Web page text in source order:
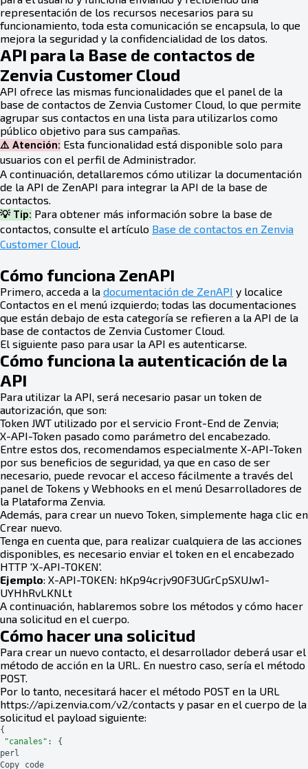
representación de los recursos necesarios para su
funcionamiento, toda esta comunicación se encapsula, lo que
mejora la seguridad y la confidencialidad de los datos.
API para la Base de contactos de
Zenvia Customer Cloud
API ofrece las mismas funcionalidades que el panel de la
base de contactos de Zenvia Customer Cloud, lo que permite
agrupar sus contactos en una lista para utilizarlos como
público objetivo para sus campañas.
⚠️ Atención: Esta funcionalidad está disponible solo para
usuarios con el perfil de Administrador.
A continuación, detallaremos cómo utilizar la documentación
de la API de ZenAPI para integrar la API de la base de
contactos.
💡 Tip: Para obtener más información sobre la base de
contactos, consulte el artículo Base de contactos en Zenvia
Customer Cloud.
Cómo funciona ZenAPI
Primero, acceda a la documentación de ZenAPI y localice
Contactos en el menú izquierdo; todas las documentaciones
que están debajo de esta categoría se refieren a la API de la
base de contactos de Zenvia Customer Cloud.
El siguiente paso para usar la API es autenticarse.
Cómo funciona la autenticación de la
API
Para utilizar la API, será necesario pasar un token de
autorización, que son:
Token JWT utilizado por el servicio Front-End de Zenvia;
X-API-Token pasado como parámetro del encabezado.
Entre estos dos, recomendamos especialmente X-API-Token
por sus beneficios de seguridad, ya que en caso de ser
necesario, puede revocar el acceso fácilmente a través del
panel de Tokens y Webhooks en el menú Desarrolladores de
la Plataforma Zenvia.
Además, para crear un nuevo Token, simplemente haga clic en
Crear nuevo.
Tenga en cuenta que, para realizar cualquiera de las acciones
disponibles, es necesario enviar el token en el encabezado
HTTP 'X-API-TOKEN'.
Ejemplo: X-API-TOKEN: hKp94crjv9OF3UGrCpSXUJw1-
UYHhRvLKNLt
A continuación, hablaremos sobre los métodos y cómo hacer
una solicitud en el cuerpo.
Cómo hacer una solicitud
Para crear un nuevo contacto, el desarrollador deberá usar el
método de acción en la URL. En nuestro caso, sería el método
POST.
Por lo tanto, necesitará hacer el método POST en la URL
https://api.zenvia.com/v2/contacts y pasar en el cuerpo de la
solicitud el payload siguiente:
{
"canales" :
{
perl
Copy
code